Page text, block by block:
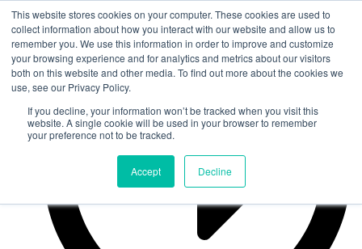
This website stores cookies on your computer. These cookies are used to
collect information about how you interact with our website and allow us to
remember you. We use this information in order to improve and customize
your browsing experience and for analytics and metrics about our visitors
both on this website and other media. To find out more about the cookies we
use, see our Privacy Policy.
If you decline, your information won’t be tracked when you visit this
website. A single cookie will be used in your browser to remember
your preference not to be tracked.
Accept Decline
Zum
Inhalt
springen